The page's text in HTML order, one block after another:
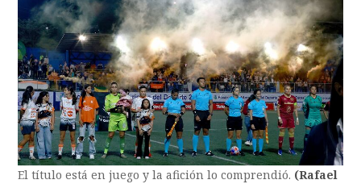
El título está en juego y la afición lo comprendió. (Rafael